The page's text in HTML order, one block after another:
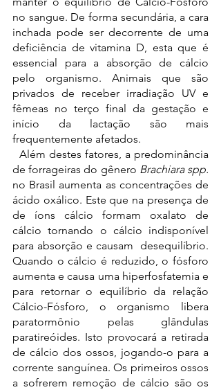
no sangue. De forma secundária, a cara
inchada pode ser decorrente de uma
deficiência de vitamina D, esta que é
essencial para a absorção de cálcio
pelo organismo. Animais que são
privados de receber irradiação UV e
fêmeas no terço final da gestação e
início da lactação são mais
frequentemente afetados.
de forrageiras do gênero Brachiara spp.
no Brasil aumenta as concentrações de
ácido oxálico. Este que na presença de
de íons cálcio formam oxalato de
cálcio tornando o cálcio indisponível
para absorção e causam  desequilíbrio.
Quando o cálcio é reduzido, o fósforo
aumenta e causa uma hiperfosfatemia e
para retornar o equilíbrio da relação
Cálcio-Fósforo, o organismo libera
paratormônio pelas glândulas
paratireóides. Isto provocará a retirada
de cálcio dos ossos, jogando-o para a
corrente sanguínea. Os primeiros ossos
a sofrerem remoção de cálcio são os